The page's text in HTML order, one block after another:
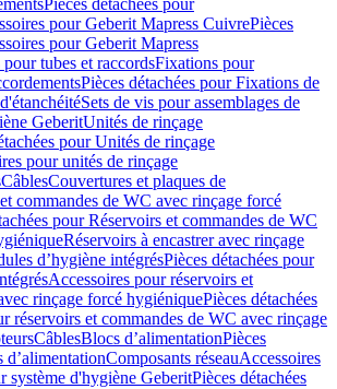
Pièces détachées pour
pour Geberit Mapress CuivrePièces
pour Geberit Mapress
tubes et raccordsFixations pour
Pièces détachées pour Fixations de
Sets de vis pour assemblages de
GeberitUnités de rinçage
pour Unités de rinçage
pour unités de rinçage
CâblesCouvertures et plaques de
commandes de WC avec rinçage forcé
pour Réservoirs et commandes de WC
Réservoirs à encastrer avec rinçage
d’hygiène intégrésPièces détachées pour
Accessoires pour réservoirs et
rinçage forcé hygiéniquePièces détachées
réservoirs et commandes de WC avec rinçage
CâblesBlocs d’alimentationPièces
d’alimentationComposants réseauAccessoires
système d'hygiène GeberitPièces détachées